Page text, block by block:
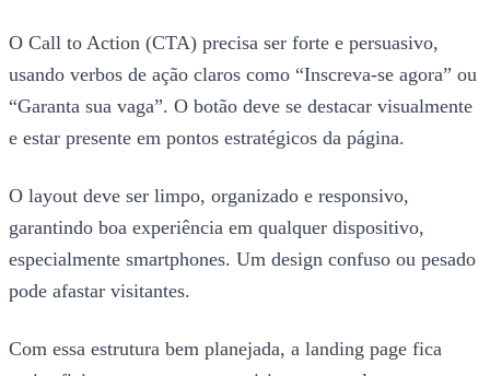
O Call to Action (CTA) precisa ser forte e persuasivo,
usando verbos de ação claros como “Inscreva-se agora” ou
“Garanta sua vaga”. O botão deve se destacar visualmente
e estar presente em pontos estratégicos da página.
O layout deve ser limpo, organizado e responsivo,
garantindo boa experiência em qualquer dispositivo,
especialmente smartphones. Um design confuso ou pesado
pode afastar visitantes.
Com essa estrutura bem planejada, a landing page fica